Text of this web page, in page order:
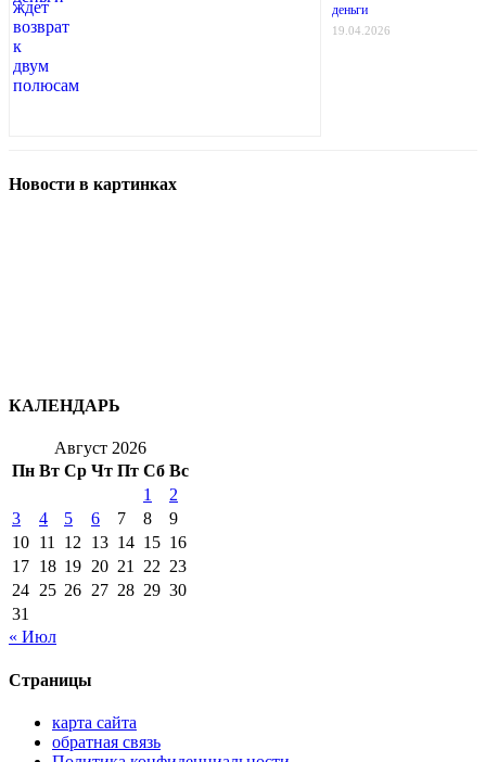
деньги
19.04.2026
Новости в картинках
КАЛЕНДАРЬ
Август 2026
Пн Вт Ср Чт Пт Сб Вс
1
2
3
4 5 6 7 8
9
10 11 12 13 14 15 16
17 18 19 20 21 22 23
24 25 26 27 28 29 30
31
« Июл
Страницы
карта сайта
обратная связь